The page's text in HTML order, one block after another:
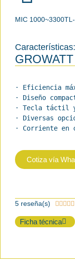
MIC
Características:
· Eficiencia
· Diseño
· Tecla táctil y
· Diversas
· Corriente en
Cotiza vía
5 reseña(s)     
Ficha técnica